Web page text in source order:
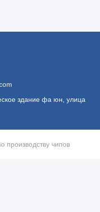
здание фа юн, улица
производству чипов